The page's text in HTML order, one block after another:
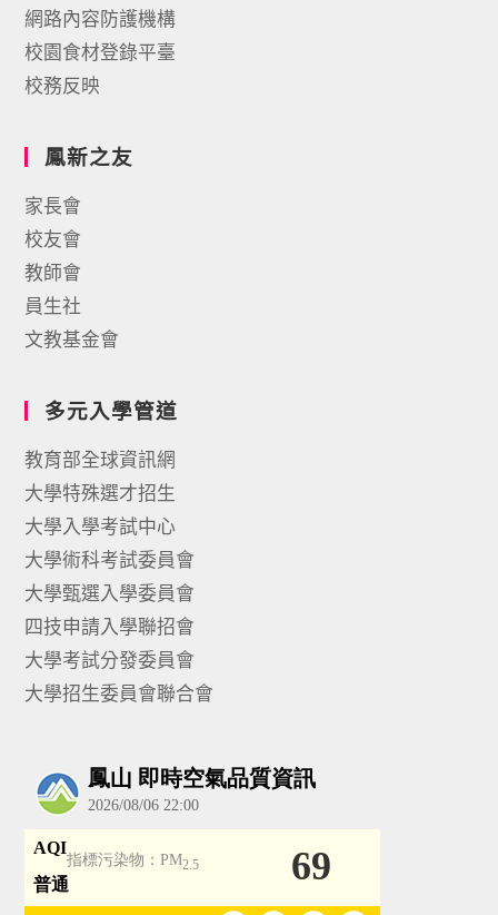
網路內容防護機構
校園食材登錄平臺
校務反映
鳳新之友
家長會
校友會
教師會
員生社
文教基金會
多元入學管道
教育部全球資訊網
大學特殊選才招生
大學入學考試中心
大學術科考試委員會
大學甄選入學委員會
四技申請入學聯招會
大學考試分發委員會
大學招生委員會聯合會